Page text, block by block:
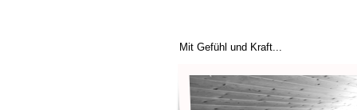
Mit Gefühl und Kraft...